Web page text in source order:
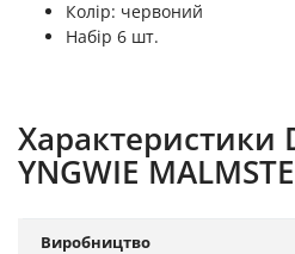
Колір: червоний
Набір 6 шт.
Характеристики
YNGWIE
Виробництво